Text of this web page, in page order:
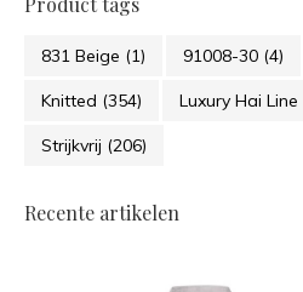
831 Beige (1) 91008-30 (4)
Knitted (354) Luxury Hai Line
Strijkvrij (206)
Recente artikelen